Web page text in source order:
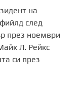
на
след
през ноември
Л. Рейкс
си през